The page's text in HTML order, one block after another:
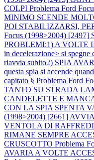
COLPI Problema Ford
MINIMO SCENDE
POI STABILIZZARSI,
Focus (1998>2004)
PROBLEMI:1) A VOLTE
in decelerazione> si
riavvia subito2) SPIA
questa spia si accende
capitato § Problema Ford
TANTO SU STRADA
CANDELETTE E
CON LA SPIA SPENTA
(1998>2004) [2661]
VENTOLA DI
RIMANE SEMPRE
CRUSCOTTO Problema
AVARIA A VOLTE